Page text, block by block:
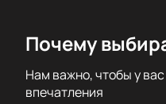
слушателями
органа. Гости услышат
которые давно
свету. Концерт подарит
Почему
Нам важно, чтобы у
впечатления